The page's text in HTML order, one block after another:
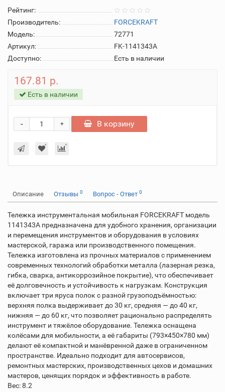
Рейтинг:
Производитель:
FORCEKRAFT
Модель:
72771
Артикул:
FK-1141343A
Доступно:
Есть в наличии
167.81 р.
Есть в наличии
+
- В корзину
Описание Отзывы 0 Вопрос - Ответ 0
Тележка инструментальная мобильная FORCEKRAFT модель
1141343A предназначена для удобного хранения, организации
и перемещения инструментов и оборудования в условиях
мастерской, гаража или производственного помещения.
Тележка изготовлена из прочных материалов с применением
современных технологий обработки металла (лазерная резка,
гибка, сварка, антикоррозийное покрытие), что обеспечивает
её долговечность и устойчивость к нагрузкам. Конструкция
включает три яруса полок с разной грузоподъёмностью:
верхняя полка выдерживает до 30 кг, средняя — до 40 кг,
нижняя — до 60 кг, что позволяет рационально распределять
инструмент и тяжёлое оборудование. Тележка оснащена
колёсами для мобильности, а её габариты (793×450×780 мм)
делают её компактной и манёвренной даже в ограниченном
пространстве. Идеально подходит для автосервисов,
ремонтных мастерских, производственных цехов и домашних
мастеров, ценящих порядок и эффективность в работе.
Вес: 8.2